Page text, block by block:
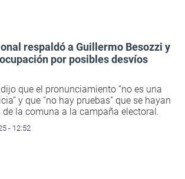
respaldó a Guillermo Besozzi y
por posibles desvíos
que el pronunciamiento “no es una
y que “no hay pruebas” que se hayan
la comuna a la campaña electoral.
- 12:52